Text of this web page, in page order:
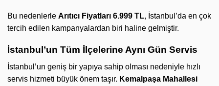
Bu nedenlerle Arıtıcı Fiyatları 6.999 TL, İstanbul’da en çok
tercih edilen kampanyalardan biri haline gelmiştir.
İstanbul’un Tüm İlçelerine Aynı Gün Servis
İstanbul’un geniş bir yapıya sahip olması nedeniyle hızlı
servis hizmeti büyük önem taşır. Kemalpaşa Mahallesi